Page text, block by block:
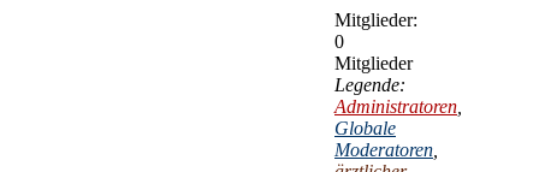
Mitglieder:
0
Mitglieder
Legende:
Administratoren,
Globale
Moderatoren,